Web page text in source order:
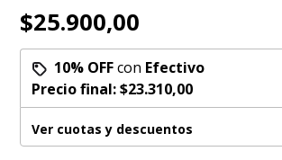
$25.900,00
10% OFFcon Efectivo
Precio final:$23.310,00
Ver cuotas y descuentos